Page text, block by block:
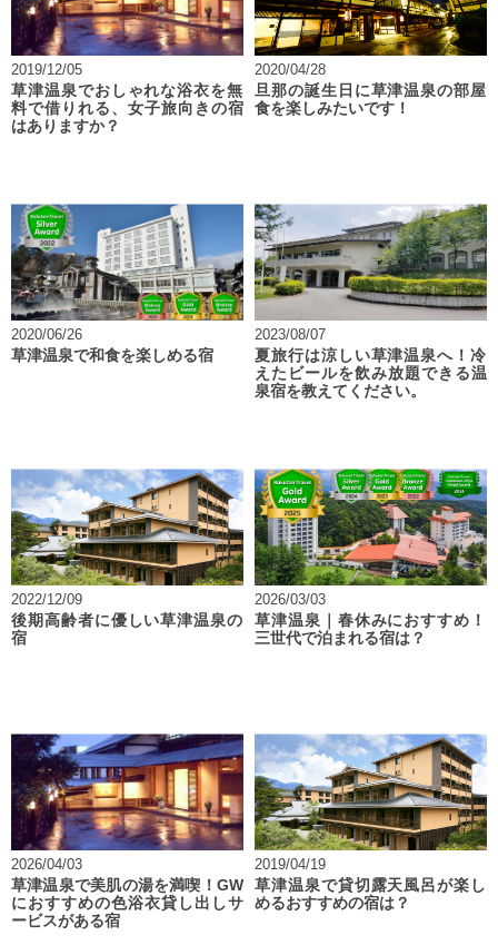
2019/12/05
草津温泉でおしゃれな浴衣を無
料で借りれる、女子旅向きの宿
はありますか？
2020/04/28
旦那の誕生日に草津温泉の部屋
食を楽しみたいです！
2020/06/26
草津温泉で和食を楽しめる宿
2023/08/07
夏旅行は涼しい草津温泉へ！冷
えたビールを飲み放題できる温
泉宿を教えてください。
2022/12/09
後期高齢者に優しい草津温泉の
宿
2026/03/03
草津温泉｜春休みにおすすめ！
三世代で泊まれる宿は？
2026/04/03
草津温泉で美肌の湯を満喫！GW
におすすめの色浴衣貸し出しサ
ービスがある宿
2019/04/19
草津温泉で貸切露天風呂が楽し
めるおすすめの宿は？